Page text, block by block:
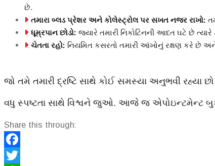
છે.
તમારા બ્લડ પ્રેશર અને કોલેસ્ટ્રોલ પર સખત નજર રાખો:
ધૂમ્રપાન છોડો: જયારે તમારી નિકોટિનની આદત ઘટે છે
ચેતતા રહો: નિયમિત કસરતો તમારી આંખોનું રક્ષણ કરે છે અને
જો તમે તમારી દ્રષ્ટિ સાથે કોઈ સમસ્યા અનુભવી રહ્યા
વધુ સ્પષ્ટતા સાથે વિશ્વને જુઓ. આજે જ એપોઇન્ટમેન્ટ
Share this through:
Facebook